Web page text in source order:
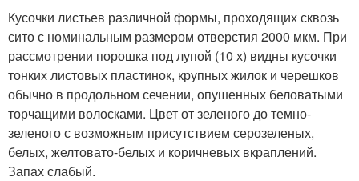
Кусочки листьев различной формы, проходящих сквозь
сито с номинальным размером отверстия 2000 мкм. При
рассмотрении порошка под лупой (10 х) видны кусочки
тонких листовых пластинок, крупных жилок и черешков
обычно в продольном сечении, опушенных беловатыми
торчащими волосками. Цвет от зеленого до темно-
зеленого с возможным присутствием серозеленых,
белых, желтовато-белых и коричневых вкраплений.
Запах слабый.